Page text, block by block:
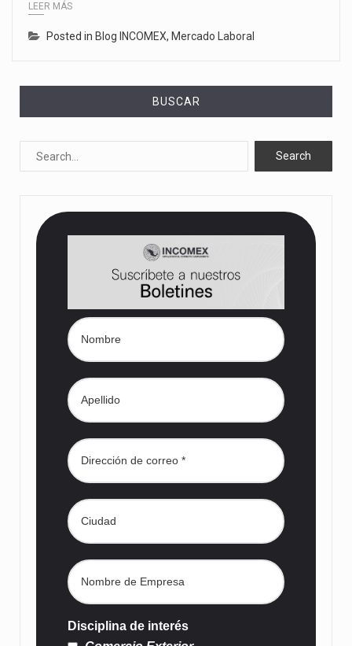
LEER MÁS
Posted in Blog INCOMEX, Mercado Laboral
BUSCAR
Disciplina de interés